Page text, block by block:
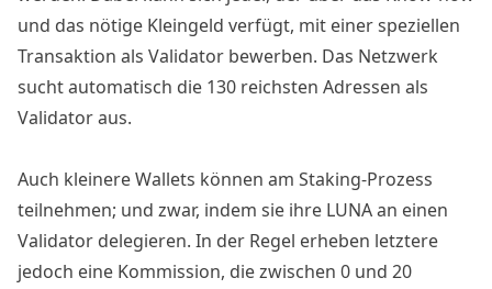
und das nötige Kleingeld verfügt, mit einer speziellen
Transaktion als Validator bewerben. Das Netzwerk
sucht automatisch die 130 reichsten Adressen als
Validator aus.
Auch kleinere Wallets können am Staking-Prozess
teilnehmen; und zwar, indem sie ihre LUNA an einen
Validator delegieren. In der Regel erheben letztere
jedoch eine Kommission, die zwischen 0 und 20